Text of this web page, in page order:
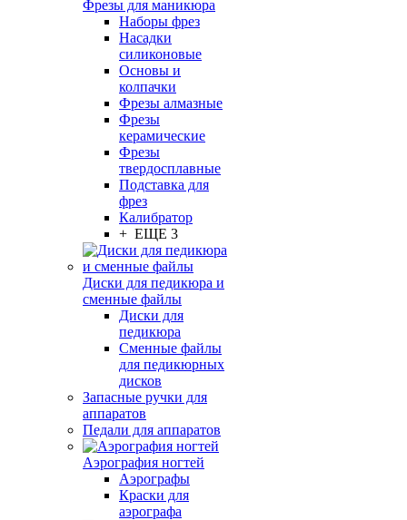
Фрезы для маникюра
Наборы фрез
Насадки
силиконовые
Основы и
колпачки
Фрезы алмазные
Фрезы
керамические
Фрезы
твердосплавные
Подставка для
фрез
Калибратор
+ ЕЩЕ 3
Диски для педикюра и
сменные файлы
Диски для
педикюра
Сменные файлы
для педикюрных
дисков
Запасные ручки для
аппаратов
Педали для аппаратов
Аэрография ногтей
Аэрографы
Краски для
аэрографа